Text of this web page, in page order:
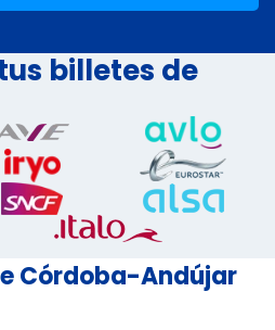
billetes de
Córdoba-Andújar